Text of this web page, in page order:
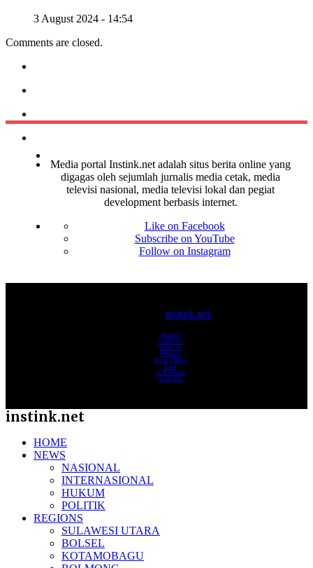
3 August 2024 - 14:54
Comments are closed.
Media portal Instink.net adalah situs berita online yang
digagas oleh sejumlah jurnalis media cetak, media
televisi nasional, media televisi lokal dan pegiat
development berbasis internet.
Like on Facebook
Subscribe on YouTube
Follow on Instagram
instink.net
Redaksi
Contact Us
About Us
Pedoman
Privacy Policy
Karir
SOP Jurnalis
Kode Etik
instink.net
HOME
NEWS
NASIONAL
INTERNASIONAL
HUKUM
POLITIK
REGIONS
SULAWESI UTARA
BOLSEL
KOTAMOBAGU